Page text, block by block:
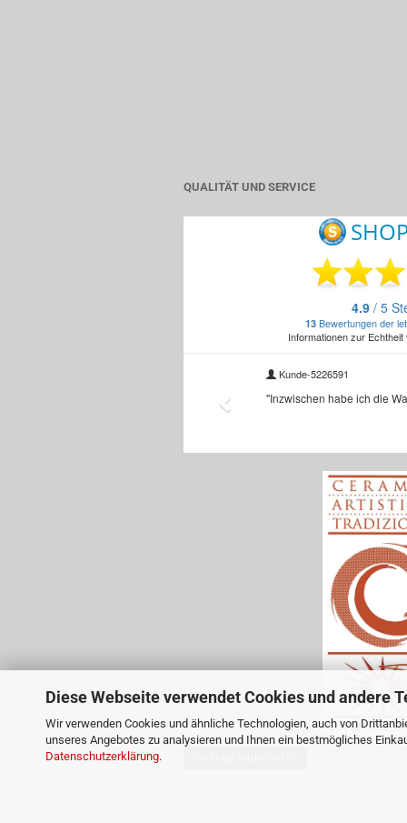
Diese Webseite verwendet Cookies und andere
Wir verwenden Cookies und ähnliche Technologien, auch von
unseres Angebotes zu analysieren und Ihnen ein bestmögliches
Datenschutzerklärung.
QUALITÄT UND SERVICE